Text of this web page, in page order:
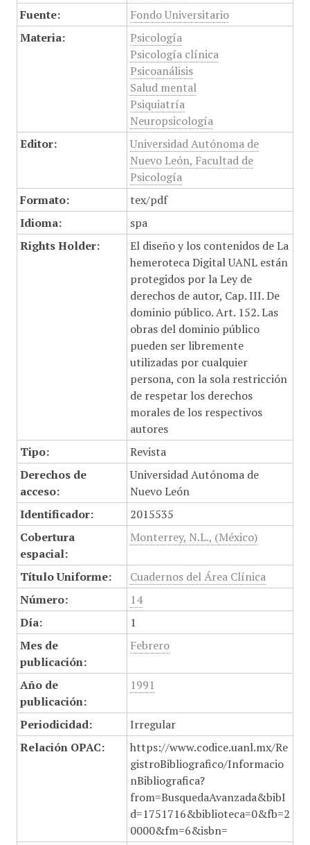
Fuente:
Fondo Universitario
Materia:
Psicología
Psicología clínica
Psicoanálisis
Salud mental
Psiquiatría
Neuropsicología
Editor:
Universidad Autónoma de
Nuevo León, Facultad de
Psicología
Formato:
tex/pdf
Idioma:
spa
Rights Holder:
El diseño y los contenidos de La
hemeroteca Digital UANL están
protegidos por la Ley de
derechos de autor, Cap. III. De
dominio público. Art. 152. Las
obras del dominio público
pueden ser libremente
utilizadas por cualquier
persona, con la sola restricción
de respetar los derechos
morales de los respectivos
autores
Tipo:
Revista
Derechos de
acceso:
Universidad Autónoma de
Nuevo León
Identificador:
2015535
Cobertura
espacial:
Monterrey, N.L., (México)
Título Uniforme:
Cuadernos del Área Clínica
Número:
14
Día:
1
Mes de
publicación:
Febrero
Año de
publicación:
1991
Periodicidad:
Irregular
Relación OPAC:
https://www.codice.uanl.mx/Re
gistroBibliografico/Informacio
nBibliografica?
from=BusquedaAvanzada&bibI
d=1751716&biblioteca=0&fb=2
0000&fm=6&isbn=